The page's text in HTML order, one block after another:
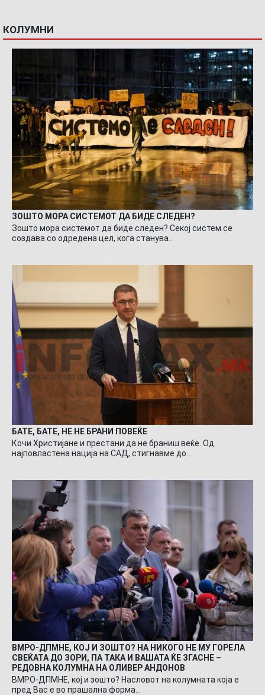
КОЛУМНИ
ЗОШТО МОРА СИСТЕМОТ ДА БИДЕ СЛЕДЕН?
Зошто мора системот да биде следен? Секој систем се
создава со одредена цел, кога станува…
БАТЕ, БАТЕ, НЕ НЕ БРАНИ ПОВЕЌЕ
Кочи Христијане и престани да не браниш веќе. Од
најповластена нација на САД, стигнавме до…
ВМРО-ДПМНЕ, КОЈ И ЗОШТО? НА НИКОГО НЕ МУ ГОРЕЛА
СВЕЌАТА ДО ЗОРИ, ПА ТАКА И ВАШАТА ЌЕ ЗГАСНЕ –
РЕДОВНА КОЛУМНА НА ОЛИВЕР АНДОНОВ
ВМРО-ДПМНЕ, кој и зошто? Насловот на колумната која е
пред Вас е во прашална форма…